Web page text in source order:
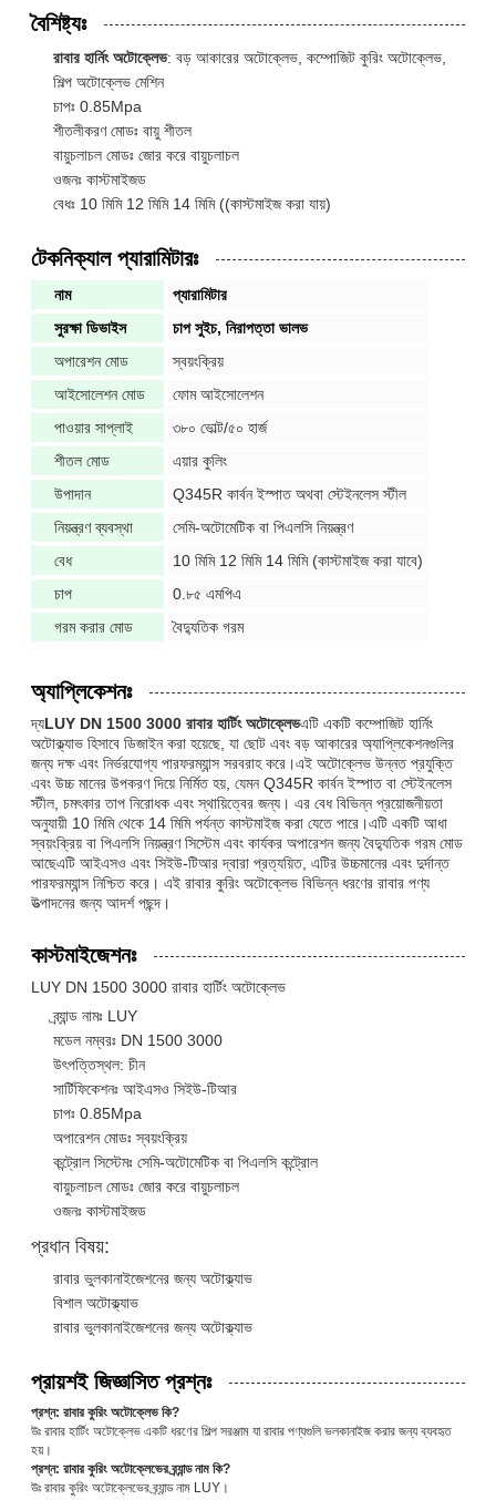
বৈশিষ্ট্যঃ
রাবার হার্নিং অটোক্লেভ: বড় আকারের অটোক্লেভ, কম্পোজিট কুরিং অটোক্লেভ,
শিল্প অটোক্লেভ মেশিন
চাপঃ 0.85Mpa
শীতলীকরণ মোডঃ বায়ু শীতল
বায়ুচলাচল মোডঃ জোর করে বায়ুচলাচল
ওজনঃ কাস্টমাইজড
বেধঃ 10 মিমি 12 মিমি 14 মিমি ((কাস্টমাইজ করা যায়)
টেকনিক্যাল প্যারামিটারঃ
নাম
প্যারামিটার
সুরক্ষা ডিভাইস
চাপ সুইচ, নিরাপত্তা ভালভ
অপারেশন মোড
স্বয়ংক্রিয়
আইসোলেশন মোড
ফোম আইসোলেশন
পাওয়ার সাপ্লাই
৩৮০ ভোল্ট/৫০ হার্জ
শীতল মোড
এয়ার কুলিং
উপাদান
Q345R কার্বন ইস্পাত অথবা স্টেইনলেস স্টীল
নিয়ন্ত্রণ ব্যবস্থা
সেমি-অটোমেটিক বা পিএলসি নিয়ন্ত্রণ
বেধ
10 মিমি 12 মিমি 14 মিমি (কাস্টমাইজ করা যাবে)
চাপ
0.৮৫ এমপিএ
গরম করার মোড
বৈদ্যুতিক গরম
অ্যাপ্লিকেশনঃ
দ্যLUY DN 1500 3000 রাবার হার্টিং অটোক্লেভএটি একটি কম্পোজিট হার্নিং
অটোক্ল্যাভ হিসাবে ডিজাইন করা হয়েছে, যা ছোট এবং বড় আকারের অ্যাপ্লিকেশনগুলির
জন্য দক্ষ এবং নির্ভরযোগ্য পারফরম্যান্স সরবরাহ করে।এই অটোক্লেভ উন্নত প্রযুক্তি
এবং উচ্চ মানের উপকরণ দিয়ে নির্মিত হয়, যেমন Q345R কার্বন ইস্পাত বা স্টেইনলেস
স্টীল, চমৎকার তাপ নিরোধক এবং স্থায়িত্বের জন্য। এর বেধ বিভিন্ন প্রয়োজনীয়তা
অনুযায়ী 10 মিমি থেকে 14 মিমি পর্যন্ত কাস্টমাইজ করা যেতে পারে।এটি একটি আধা
স্বয়ংক্রিয় বা পিএলসি নিয়ন্ত্রণ সিস্টেম এবং কার্যকর অপারেশন জন্য বৈদ্যুতিক গরম মোড
আছেএটি আইএসও এবং সিইউ-টিআর দ্বারা প্রত্যয়িত, এটির উচ্চমানের এবং দুর্দান্ত
পারফরম্যান্স নিশ্চিত করে। এই রাবার কুরিং অটোক্লেভ বিভিন্ন ধরণের রাবার পণ্য
উত্পাদনের জন্য আদর্শ পছন্দ।
কাস্টমাইজেশনঃ
LUY DN 1500 3000 রাবার হার্টিং অটোক্লেভ
ব্র্যান্ড নামঃ LUY
মডেল নম্বরঃ DN 1500 3000
উৎপত্তিস্থল: চীন
সার্টিফিকেশনঃ আইএসও সিইউ-টিআর
চাপঃ 0.85Mpa
অপারেশন মোডঃ স্বয়ংক্রিয়
কন্ট্রোল সিস্টেমঃ সেমি-অটোমেটিক বা পিএলসি কন্ট্রোল
বায়ুচলাচল মোডঃ জোর করে বায়ুচলাচল
ওজনঃ কাস্টমাইজড
প্রধান বিষয়:
রাবার ভুলকানাইজেশনের জন্য অটোক্ল্যাভ
বিশাল অটোক্ল্যাভ
রাবার ভুলকানাইজেশনের জন্য অটোক্ল্যাভ
প্রায়শই জিজ্ঞাসিত প্রশ্নঃ
প্রশ্ন: রাবার কুরিং অটোক্লেভ কি?
উঃ রাবার হার্টিং অটোক্লেভ একটি ধরণের শিল্প সরঞ্জাম যা রাবার পণ্যগুলি ভলকানাইজ করার জন্য ব্যবহৃত
হয়।
প্রশ্ন: রাবার কুরিং অটোক্লেভের ব্র্যান্ড নাম কি?
উঃ রাবার কুরিং অটোক্লেভের ব্র্যান্ড নাম LUY।